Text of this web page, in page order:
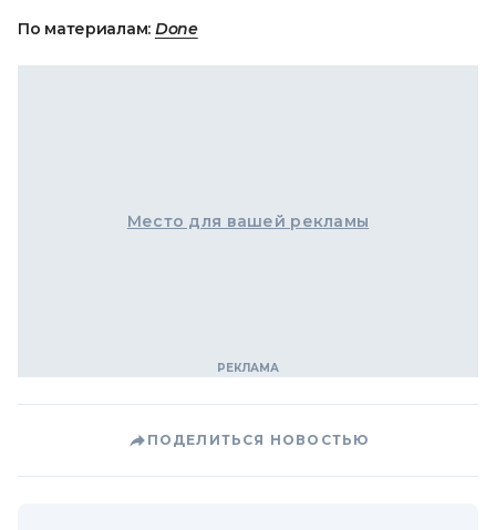
По материалам: Done
Место для вашей рекламы
ПОДЕЛИТЬСЯ НОВОСТЬЮ